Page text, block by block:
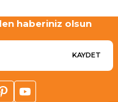
haberiniz olsun
KAYDET